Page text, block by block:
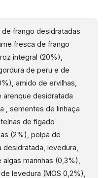
vitalidade e bem-
ajudam a manter uma
imunitário.
Frango para Cães
de frango desidratadas
fresca de frango
integral (20%),
de peru e de
amido de ervilhas,
arenque desidratada
, sementes de linhaça
de fígado
(2%), polpa de
desidratada, levedura,
algas marinhas (0,3%),
levedura (MOS 0,2%),